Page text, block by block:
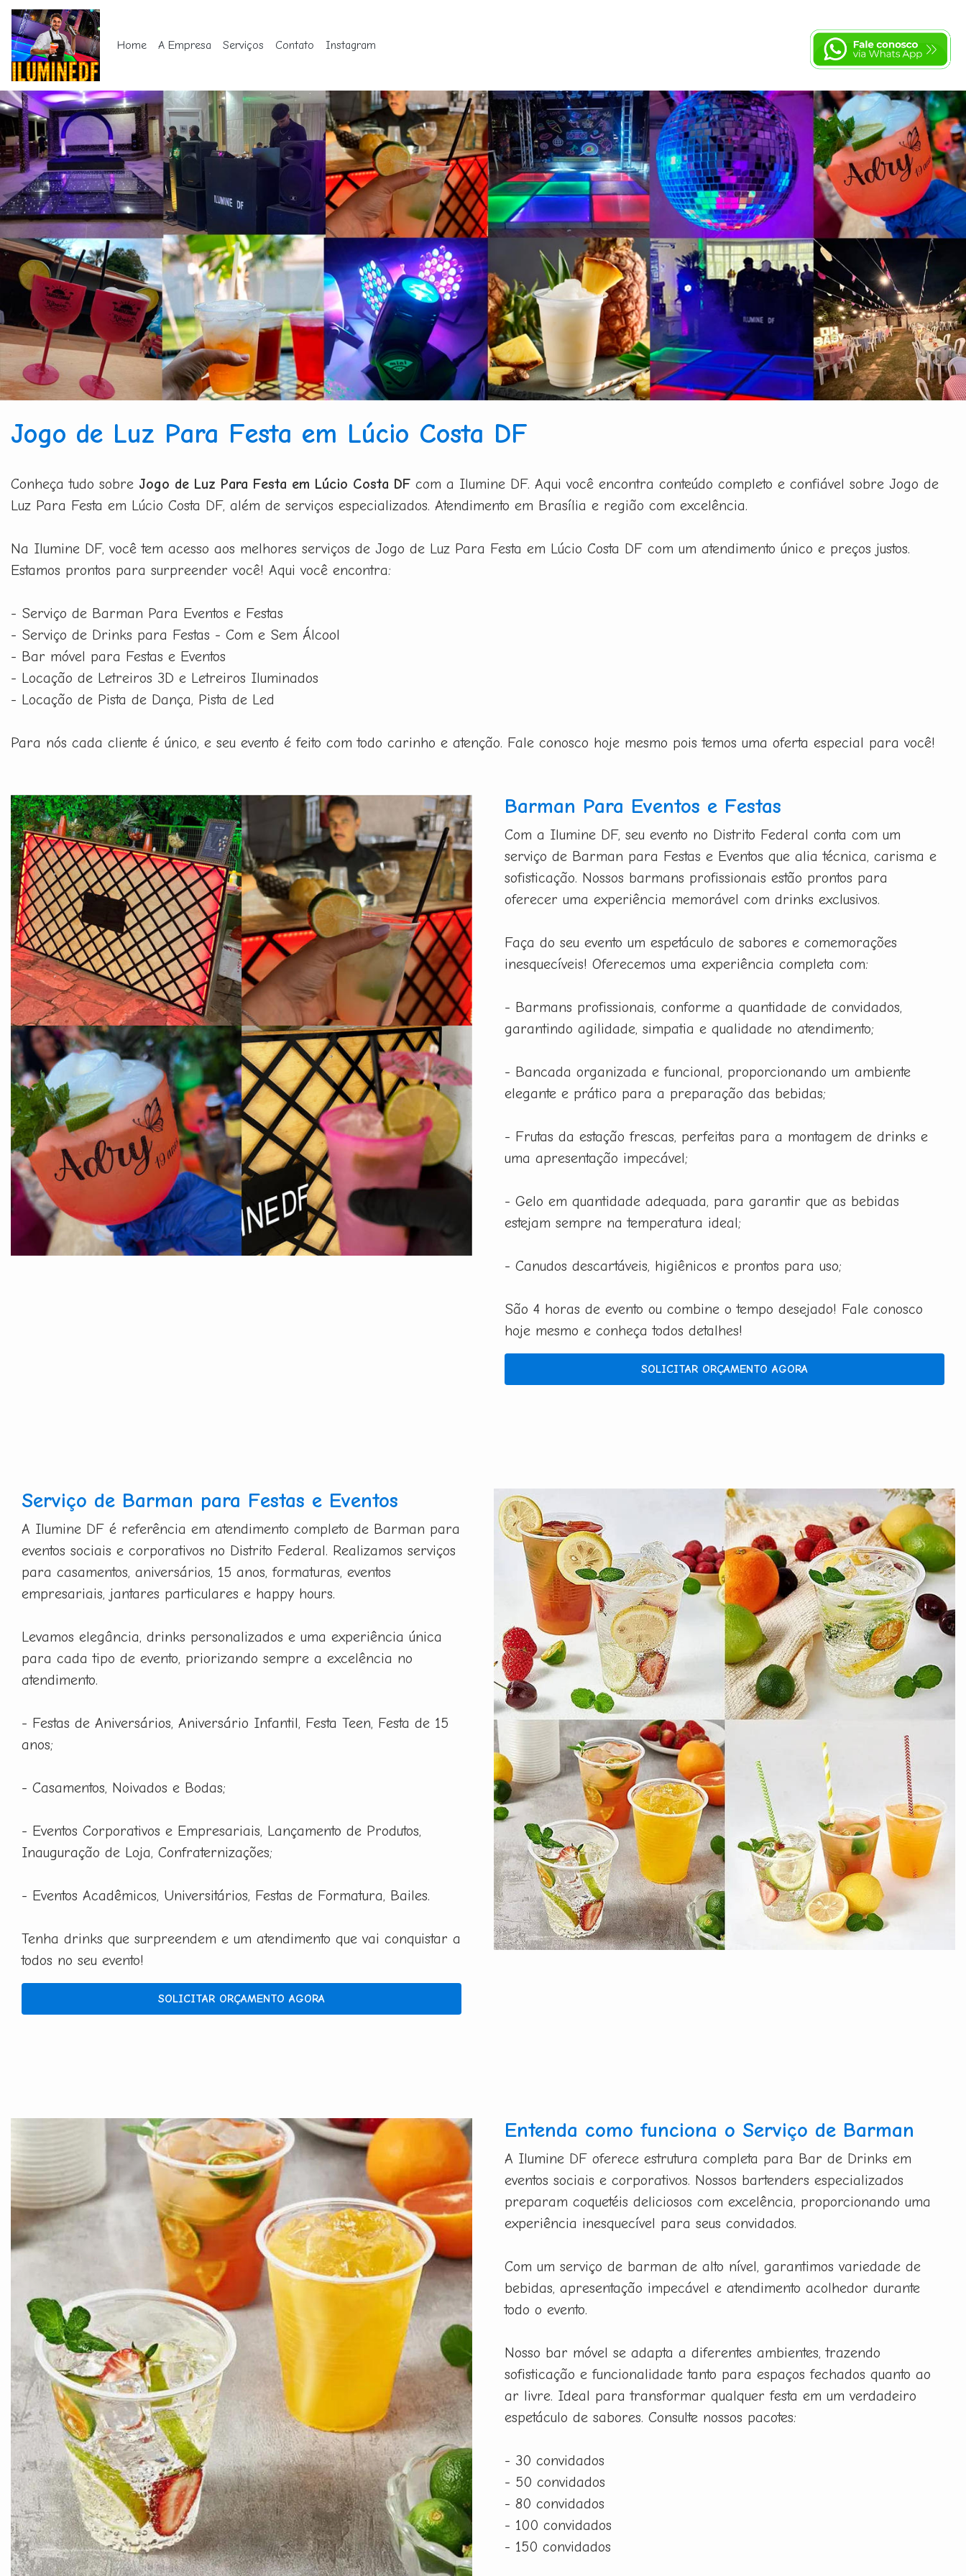
Home A Empresa Serviços Contato Instagram
Jogo de Luz Para Festa em Lúcio Costa DF
Conheça tudo sobre Jogo de Luz Para Festa em Lúcio Costa DF com a Ilumine DF. Aqui você encontra conteúdo completo e confiável sobre Jogo de
Luz Para Festa em Lúcio Costa DF, além de serviços especializados. Atendimento em Brasília e região com excelência.
Na Ilumine DF, você tem acesso aos melhores serviços de Jogo de Luz Para Festa em Lúcio Costa DF com um atendimento único e preços justos.
Estamos prontos para surpreender você! Aqui você encontra:
- Serviço de Barman Para Eventos e Festas
- Serviço de Drinks para Festas - Com e Sem Álcool
- Bar móvel para Festas e Eventos
- Locação de Letreiros 3D e Letreiros Iluminados
- Locação de Pista de Dança, Pista de Led
Para nós cada cliente é único, e seu evento é feito com todo carinho e atenção. Fale conosco hoje mesmo pois temos uma oferta especial para você!
Barman Para Eventos e Festas
Com a Ilumine DF, seu evento no Distrito Federal conta com um
serviço de Barman para Festas e Eventos que alia técnica, carisma e
sofisticação. Nossos barmans profissionais estão prontos para
oferecer uma experiência memorável com drinks exclusivos.
Faça do seu evento um espetáculo de sabores e comemorações
inesquecíveis! Oferecemos uma experiência completa com:
- Barmans profissionais, conforme a quantidade de convidados,
garantindo agilidade, simpatia e qualidade no atendimento;
- Bancada organizada e funcional, proporcionando um ambiente
elegante e prático para a preparação das bebidas;
- Frutas da estação frescas, perfeitas para a montagem de drinks e
uma apresentação impecável;
- Gelo em quantidade adequada, para garantir que as bebidas
estejam sempre na temperatura ideal;
- Canudos descartáveis, higiênicos e prontos para uso;
São 4 horas de evento ou combine o tempo desejado! Fale conosco
hoje mesmo e conheça todos detalhes!
SOLICITAR ORÇAMENTO AGORA
Serviço de Barman para Festas e Eventos
A Ilumine DF é referência em atendimento completo de Barman para
eventos sociais e corporativos no Distrito Federal. Realizamos serviços
para casamentos, aniversários, 15 anos, formaturas, eventos
empresariais, jantares particulares e happy hours.
Levamos elegância, drinks personalizados e uma experiência única
para cada tipo de evento, priorizando sempre a excelência no
atendimento.
- Festas de Aniversários, Aniversário Infantil, Festa Teen, Festa de 15
anos;
- Casamentos, Noivados e Bodas;
- Eventos Corporativos e Empresariais, Lançamento de Produtos,
Inauguração de Loja, Confraternizações;
- Eventos Acadêmicos, Universitários, Festas de Formatura, Bailes.
Tenha drinks que surpreendem e um atendimento que vai conquistar a
todos no seu evento!
SOLICITAR ORÇAMENTO AGORA
Entenda como funciona o Serviço de Barman
A Ilumine DF oferece estrutura completa para Bar de Drinks em
eventos sociais e corporativos. Nossos bartenders especializados
preparam coquetéis deliciosos com excelência, proporcionando uma
experiência inesquecível para seus convidados.
Com um serviço de barman de alto nível, garantimos variedade de
bebidas, apresentação impecável e atendimento acolhedor durante
todo o evento.
Nosso bar móvel se adapta a diferentes ambientes, trazendo
sofisticação e funcionalidade tanto para espaços fechados quanto ao
ar livre. Ideal para transformar qualquer festa em um verdadeiro
espetáculo de sabores. Consulte nossos pacotes:
- 30 convidados
- 50 convidados
- 80 convidados
- 100 convidados
- 150 convidados